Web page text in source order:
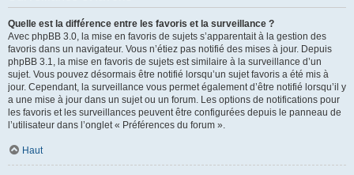
Quelle est la différence entre les favoris et la surveillance ?
Avec phpBB 3.0, la mise en favoris de sujets s’apparentait à la gestion des
favoris dans un navigateur. Vous n’étiez pas notifié des mises à jour. Depuis
phpBB 3.1, la mise en favoris de sujets est similaire à la surveillance d’un
sujet. Vous pouvez désormais être notifié lorsqu’un sujet favoris a été mis à
jour. Cependant, la surveillance vous permet également d’être notifié lorsqu’il y
a une mise à jour dans un sujet ou un forum. Les options de notifications pour
les favoris et les surveillances peuvent être configurées depuis le panneau de
l’utilisateur dans l’onglet « Préférences du forum ».
Haut